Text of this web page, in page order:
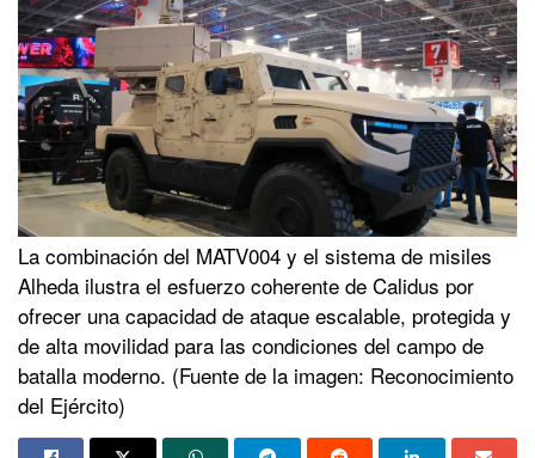
La combinación del MATV004 y el sistema de misiles
Alheda ilustra el esfuerzo coherente de Calidus por
ofrecer una capacidad de ataque escalable, protegida y
de alta movilidad para las condiciones del campo de
batalla moderno. (Fuente de la imagen: Reconocimiento
del Ejército)